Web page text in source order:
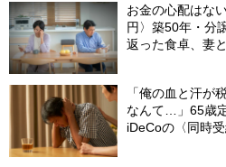
お金の心配はな
円〉築50年・分
返った食卓、妻
「俺の血と汗が
なんて…」65歳
iDeCoの〈同時